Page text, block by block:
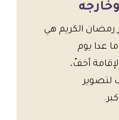
رمضان الكريم هي
عدا يوم
أخفّ،
لتصوير